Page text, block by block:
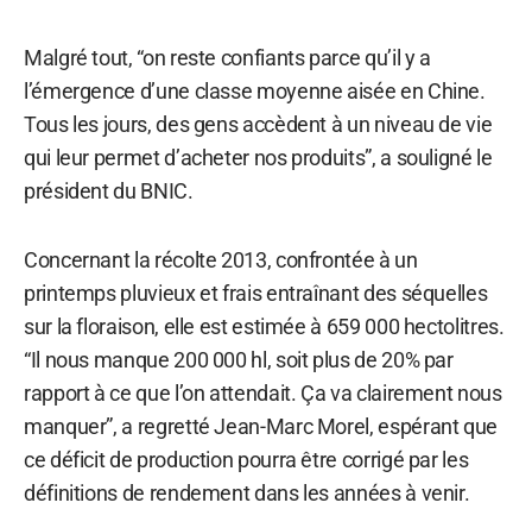
Malgré tout, “on reste confiants parce qu’il y a
l’émergence d’une classe moyenne aisée en Chine.
Tous les jours, des gens accèdent à un niveau de vie
qui leur permet d’acheter nos produits”, a souligné le
président du BNIC.
Concernant la récolte 2013, confrontée à un
printemps pluvieux et frais entraînant des séquelles
sur la floraison, elle est estimée à 659 000 hectolitres.
“Il nous manque 200 000 hl, soit plus de 20% par
rapport à ce que l’on attendait. Ça va clairement nous
manquer”, a regretté Jean-Marc Morel, espérant que
ce déficit de production pourra être corrigé par les
définitions de rendement dans les années à venir.